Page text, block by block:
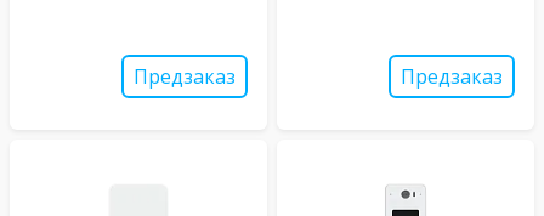
Предзаказ Предзаказ